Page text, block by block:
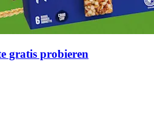
gratis probieren